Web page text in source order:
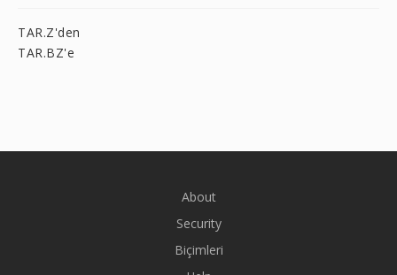
TAR.Z'den
TAR.BZ'e
About
Security
Biçimleri